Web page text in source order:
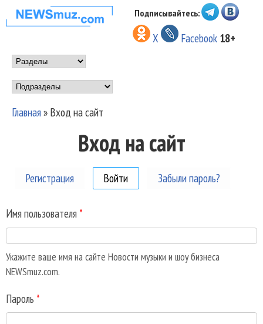
Перейти к основному
содержанию
НОВОСТИ
МУЗЫКИ И
ШОУ БИЗНЕСА
NEWSMUZ.COM
Подписывайтесь:
X Facebook 18+
Main menu
Подразделы
Вы здесь
Главная» Вход на сайт
Вход на сайт
Регистрация Войти (активная вкладка)
Забыли пароль?
Имя пользователя *
Укажите ваше имя на сайте Новости музыки и шоу бизнеса
NEWSmuz.com.
Пароль *